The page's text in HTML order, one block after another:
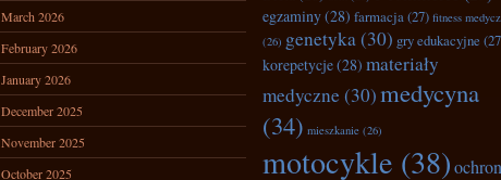
March 2026
February 2026
January 2026
December 2025
November 2025
October 2025
egzaminy(28) farmacja(27) fitness
(26) genetyka(30) gry edukacyjne
korepetycje(28) materiały
medyczne (30)medycyna
(34) mieszkanie (26)
motocykle (38)